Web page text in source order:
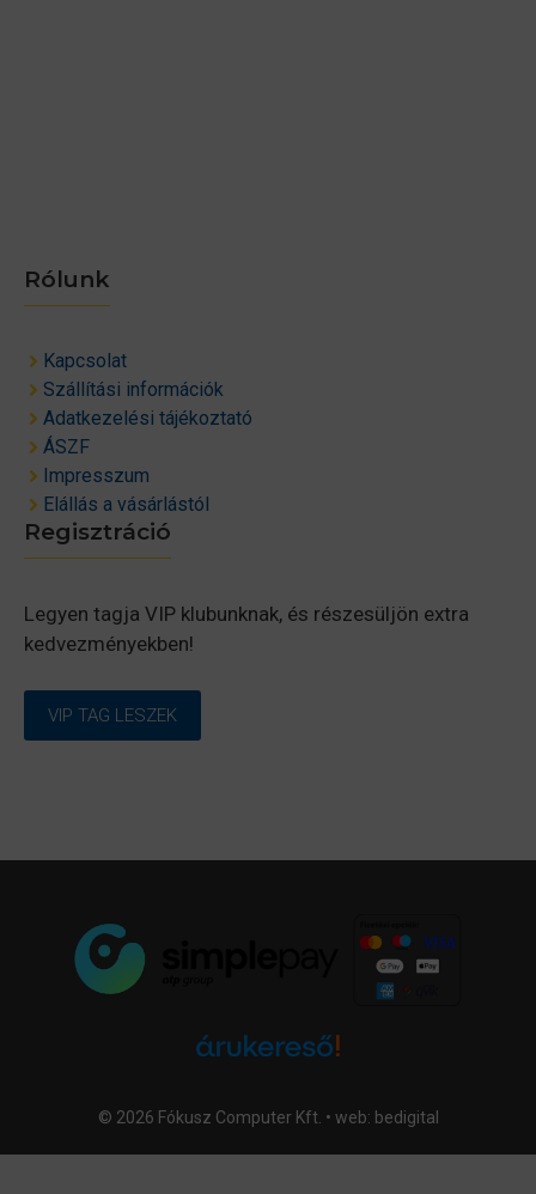
Rólunk
Kapcsolat
Szállítási információk
Adatkezelési tájékoztató
ÁSZF
Impresszum
Elállás a vásárlástól
Regisztráció
Legyen tagja VIP klubunknak, és részesüljön extra
kedvezményekben!
VIP TAG LESZEK
© 2026 Fókusz Computer Kft. • web: bedigital